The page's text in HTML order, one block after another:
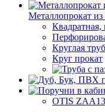
Металлопрокат
Круглая
Круг прокат
OTIS